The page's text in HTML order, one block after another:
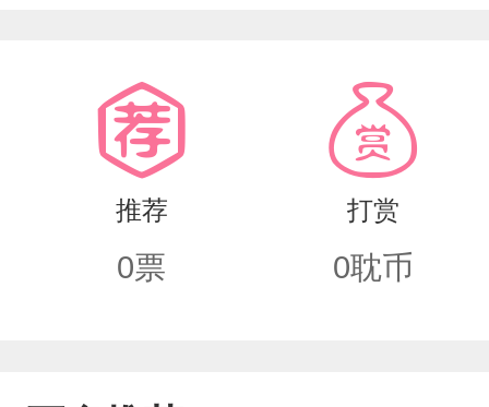
星A……白玉秋扶着腰艰难道:到底是哪
出现切片攻结局HE
推荐
0票
打赏
0耽币